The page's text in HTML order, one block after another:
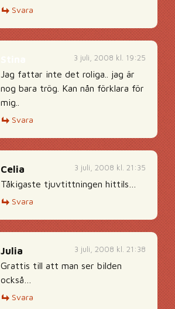
Svara
3 juli, 2008 kl. 19:25
Jag fattar inte det roliga.. jag är
nog bara trög. Kan nån förklara för
mig..
Svara
3 juli, 2008 kl. 21:35
Celia
Tåkigaste tjuvtittningen hittils…
Svara
3 juli, 2008 kl. 21:38
Julia
Grattis till att man ser bilden
också…
Svara